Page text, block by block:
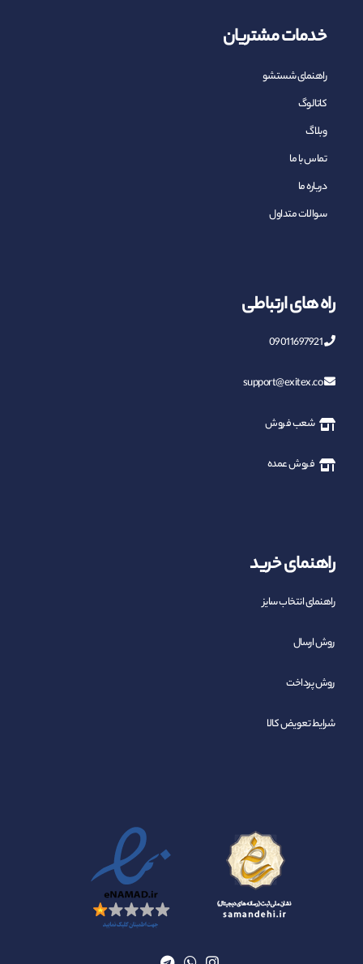
خدمات مشتریان
راهنمای شستشو
کاتالوگ
وبلاگ
تماس با ما
درباره ما
سوالات متداول
راه های ارتباطی
support@exitex.co
شعب فروش
فروش عمده
راهنمای خرید
راهنمای انتخاب سایز
روش ارسال
روش پرداخت
شرایط تعویض کالا